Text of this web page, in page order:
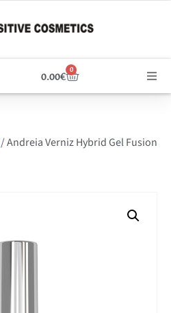
0.00€
0
/ Andreia Verniz Hybrid Gel Fusion